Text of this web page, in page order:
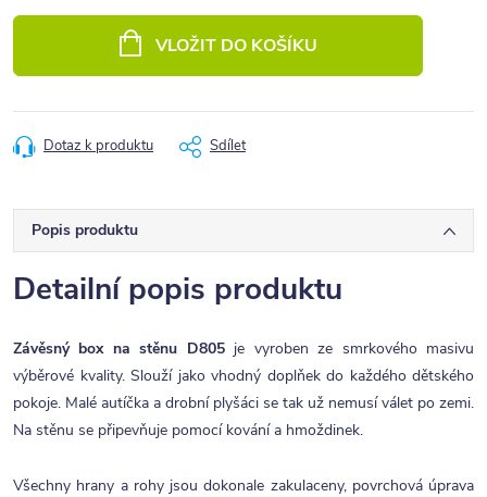
VLOŽIT DO KOŠÍKU
Dotaz k produktu Sdílet
Popis produktu
Detailní popis produktu
Závěsný box na stěnu D805je vyroben ze smrkového masivu
výběrové kvality. Slouží jako vhodný doplňek do každého dětského
pokoje. Malé autíčka a drobní plyšáci se tak už nemusí válet po zemi.
Na stěnu se připevňuje pomocí kování a hmoždinek.
Všechny hrany a rohy jsou dokonale zakulaceny, povrchová úprava